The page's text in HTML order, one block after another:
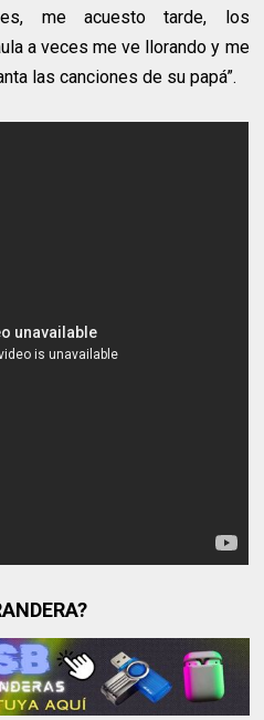
me acuesto tarde, los
a veces me ve llorando y me
las canciones de su papá”.